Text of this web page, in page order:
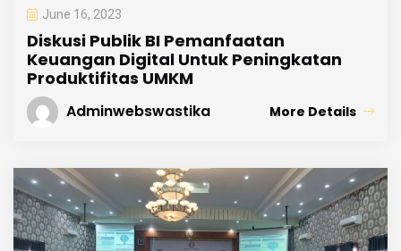
June 16, 2023
Diskusi Publik BI Pemanfaatan
Keuangan Digital Untuk Peningkatan
Produktifitas UMKM
Adminwebswastika More Details